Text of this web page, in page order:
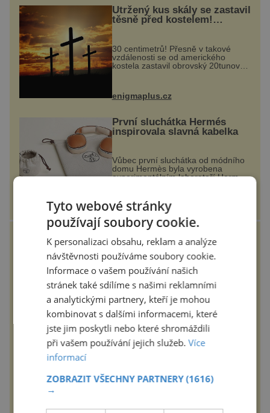
Utržený kus skály se zastavil
těsně před kostelem!
Ochránila ho boží síla?
30 centimetrů! Přesně v takové
vzdálenosti se od amerického
kostela zastavil obrovský 20tunový
při její demolici. Podle místních stojí
...
enigmaplus.cz
První sluchátka Hermés
inspirovala slavná kabelka
Vůbec první sluchátka od módního
domu Hermès byla vyrobena
experimentálním laboratoří Hermès
se ručně šitou hovězí kůží a
kovový...
epochalnisvet.cz
ZÁBOŘSKÁ POUŤ 2025
Tradiční Zábořská pouť, která se
koná v neděli 7.9.2025 od 11:00
hod. u kostela v Záboří, části obce
Kly u Mělníka. V programu
naleznete komentovanou prohlídku
kostela, dobovou hudbu, řemesla,
atrakce...
epochanacestach.cz
Měkké na dotek, krásné na
Koupelna patří k nejatraktivnějším
odpočinek. Koupelnový textil –
Tyto webové stránky
používají soubory cookie.
K personalizaci obsahu, reklam a analýze
návštěvnosti používáme soubory cookie.
Informace o vašem používání našich
stránek také sdílíme s našimi reklamními
a analytickými partnery, kteří je mohou
kombinovat s dalšími informacemi, které
jste jim poskytli nebo které shromáždili
při vašem používání jejich služeb.Více
informací
ZOBRAZIT VŠECHNY PARTNERY(1616)
→